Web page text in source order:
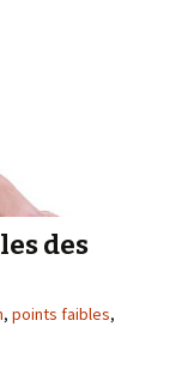
des
, points faibles,